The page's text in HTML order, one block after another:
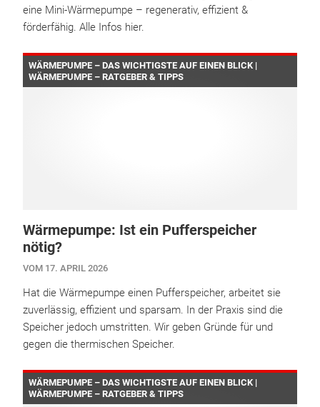
eine Mini-Wärmepumpe – regenerativ, effizient &
förderfähig. Alle Infos hier.
WÄRMEPUMPE – DAS WICHTIGSTE AUF EINEN BLICK |
WÄRMEPUMPE – RATGEBER & TIPPS
Wärmepumpe: Ist ein Pufferspeicher
nötig?
VOM 17. APRIL 2026
Hat die Wärmepumpe einen Pufferspeicher, arbeitet sie
zuverlässig, effizient und sparsam. In der Praxis sind die
Speicher jedoch umstritten. Wir geben Gründe für und
gegen die thermischen Speicher.
WÄRMEPUMPE – DAS WICHTIGSTE AUF EINEN BLICK |
WÄRMEPUMPE – RATGEBER & TIPPS